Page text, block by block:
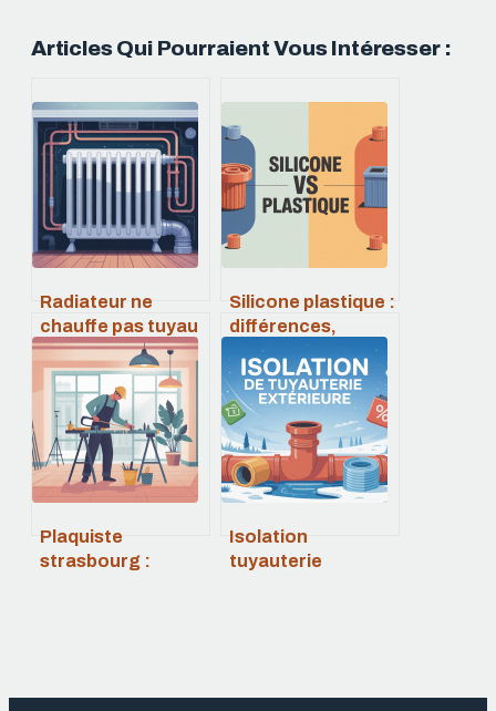
Articles Qui Pourraient Vous Intéresser :
Radiateur ne
chauffe pas tuyau
froid : causes et
solutions
efficaces
Silicone plastique :
différences,
usages et choix
pour vos projets
Plaquiste
strasbourg :
Isolation
tuyauterie